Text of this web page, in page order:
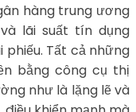
hàng trung ương
lãi suất tín dụng
phiếu. Tất cả những
bằng công cụ thị
như là lặng lẽ và